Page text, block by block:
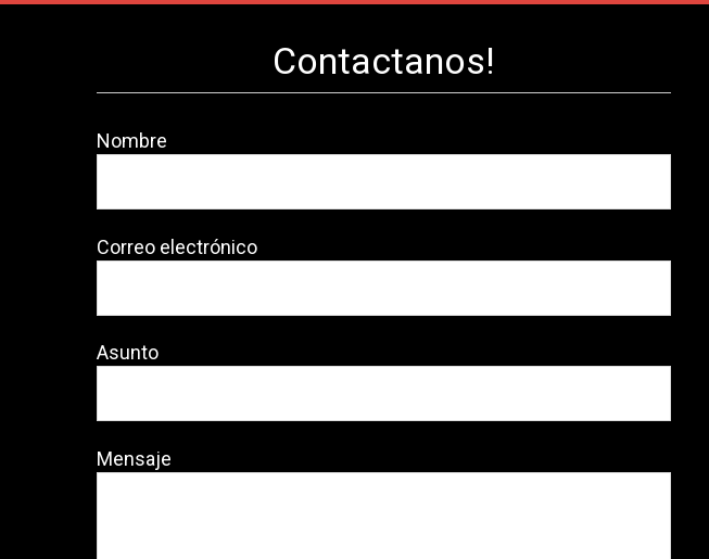
Contactanos!
Nombre
Correo electrónico
Asunto
Mensaje